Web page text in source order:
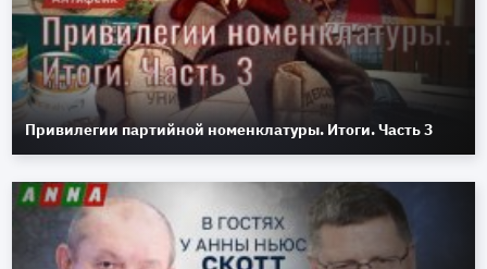
Привилегии партийной номенклатуры. Итоги. Часть 3